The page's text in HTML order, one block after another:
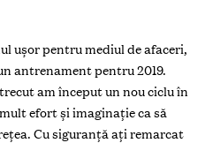
uşorpentru mediul de afaceri,
antrenament pentru 2019.
am început un nou ciclu în
efort şi imaginaţie ca să
Cu siguranţă aţi remarcat